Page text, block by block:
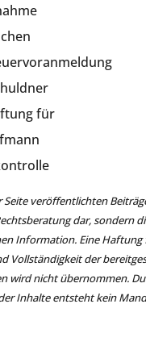
für
Seite veröffentlichten
dar, sondern
Information. Eine
Vollständigkeit der
wird nicht übernommen.
Inhalte entsteht kein